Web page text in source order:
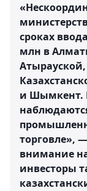
сроках
млн в
и Шымкент.
торговле»,
внимание
инвесторы